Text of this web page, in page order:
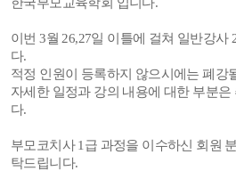
이번 3월 26,27일 이틀에 걸쳐 일반강사
다.
적정 인원이 등록하지 않으시에는 폐강
자세한 일정과 강의 내용에 대한 부분은
다.
부모코치사 1급 과정을 이수하신 회원
탁드립니다.